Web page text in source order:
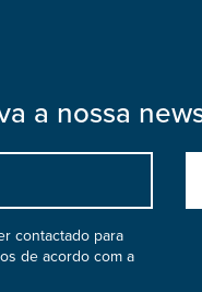
a nossa
contactado para
de acordo com a